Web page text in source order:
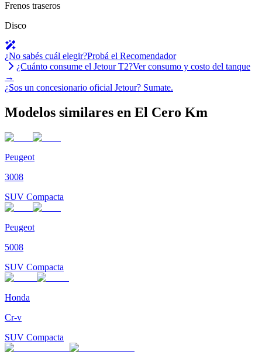
Frenos traseros
Disco
¿No sabés cuál elegir?Probá el Recomendador
¿Cuánto consume el Jetour T2?Ver consumo y costo del tanque
→
¿Sos un concesionario oficial Jetour? Sumate.
Modelos similares en El Cero Km
Peugeot
3008
SUV Compacta
Peugeot
5008
SUV Compacta
Honda
Cr-v
SUV Compacta